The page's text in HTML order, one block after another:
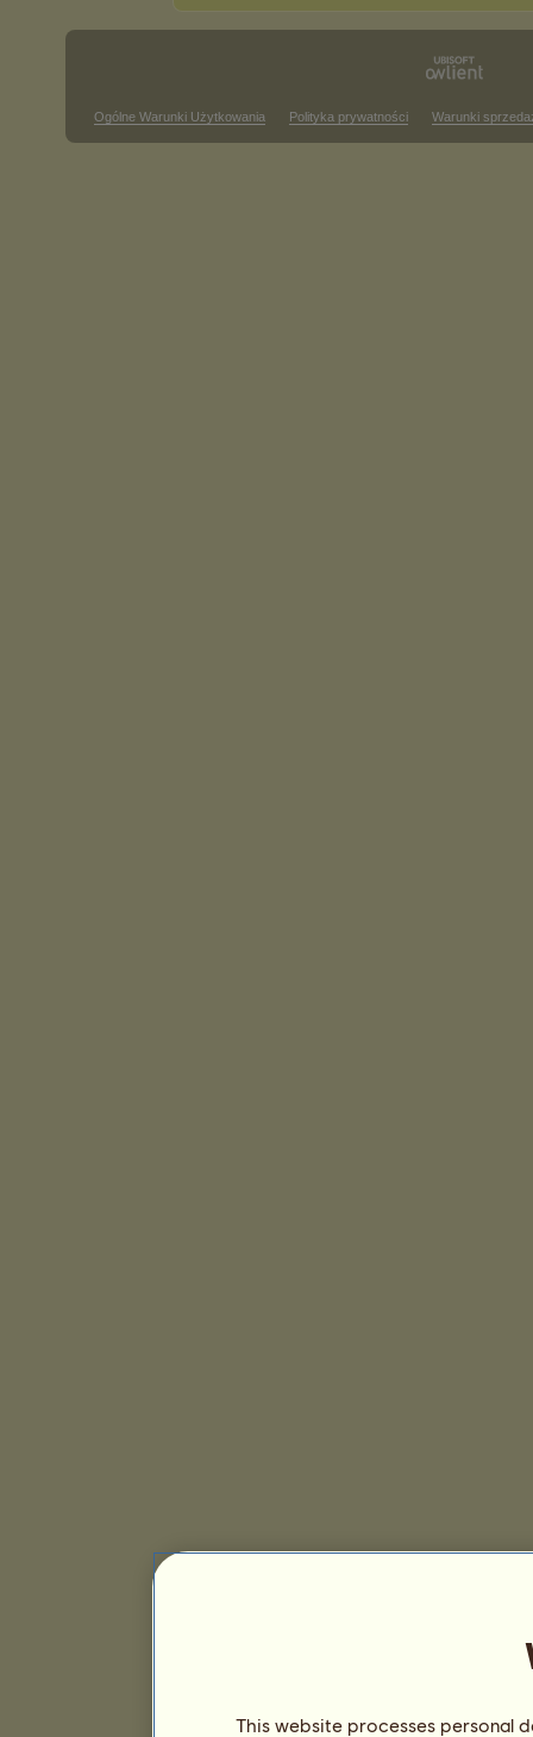
Ogólne Warunki Użytkowania Polityka prywatności Warunki
This website processes personal